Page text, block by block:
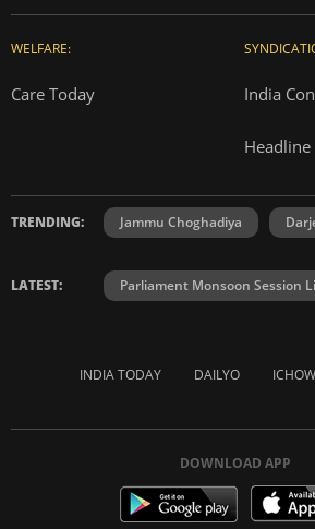
WELFARE:
Care Today India
Headline
TRENDING: Jammu Choghadiya
LATEST: Parliament Monsoon Session
INDIA TODAY DAILYO
DOWNLOAD APP